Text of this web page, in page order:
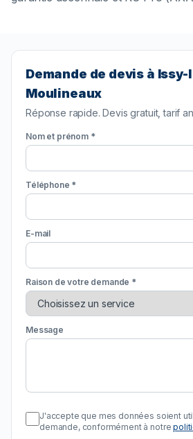
Demande de devis à Issy-
Moulineaux
Réponse rapide. Devis gratuit, tarif
Nom et prénom *
Téléphone *
E-mail
Raison de votre demande *
Message
J'accepte que mes données soient
demande, conformément à notre